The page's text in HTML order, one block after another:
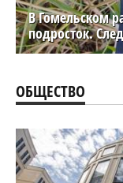
В Гомельском
подросток.
ОБЩЕСТВО